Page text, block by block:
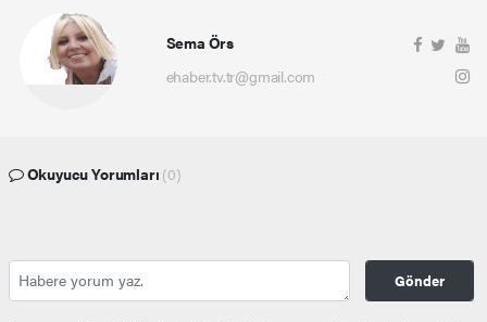
Sema Örs
ehaber.tv.tr@gmail.com
Okuyucu Yorumları (0)
Gönder